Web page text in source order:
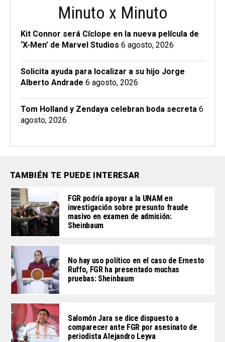
Minuto x Minuto
Kit Connor será Cíclope en la nueva película de
‘X-Men’ de Marvel Studios 6 agosto, 2026
Solicita ayuda para localizar a su hijo Jorge
Alberto Andrade 6 agosto, 2026
Tom Holland y Zendaya celebran boda secreta 6
agosto, 2026
TAMBIÉN TE PUEDE INTERESAR
FGR podría apoyar a la UNAM en
investigación sobre presunto fraude
masivo en examen de admisión:
Sheinbaum
No hay uso político en el caso de Ernesto
Ruffo, FGR ha presentado muchas
pruebas: Sheinbaum
Salomón Jara se dice dispuesto a
comparecer ante FGR por asesinato de
periodista Alejandro Leyva